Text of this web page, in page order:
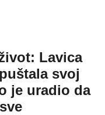
Lavica
svoj
je uradio da